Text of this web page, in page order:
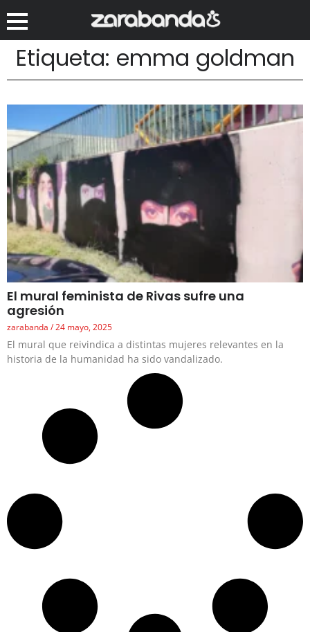
Etiqueta: emma goldman
El mural feminista de Rivas sufre una
agresión
zarabanda 24 mayo, 2025
El mural que reivindica a distintas mujeres relevantes en la
historia de la humanidad ha sido vandalizado.